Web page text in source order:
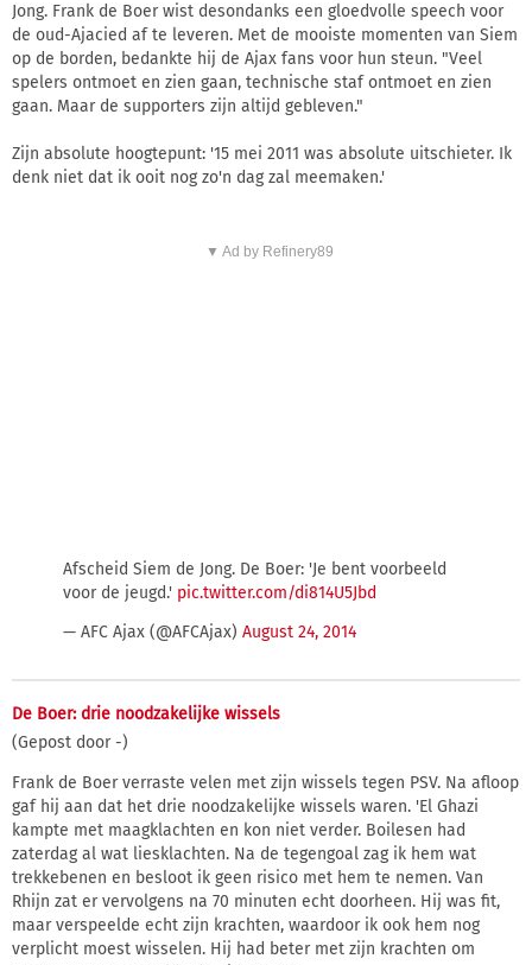
Jong. Frank de Boer wist desondanks een gloedvolle speech voor
de oud-Ajacied af te leveren. Met de mooiste momenten van Siem
op de borden, bedankte hij de Ajax fans voor hun steun. "Veel
spelers ontmoet en zien gaan, technische staf ontmoet en zien
gaan. Maar de supporters zijn altijd gebleven."
Zijn absolute hoogtepunt: '15 mei 2011 was absolute uitschieter. Ik
denk niet dat ik ooit nog zo'n dag zal meemaken.'
▼ Ad by Refinery89
Afscheid Siem de Jong. De Boer: 'Je bent voorbeeld
voor de jeugd.' pic.twitter.com/di814U5Jbd
— AFC Ajax (@AFCAjax) August 24, 2014
De Boer: drie noodzakelijke wissels
(Gepost door -)
Frank de Boer verraste velen met zijn wissels tegen PSV. Na afloop
gaf hij aan dat het drie noodzakelijke wissels waren. 'El Ghazi
kampte met maagklachten en kon niet verder. Boilesen had
zaterdag al wat liesklachten. Na de tegengoal zag ik hem wat
trekkebenen en besloot ik geen risico met hem te nemen. Van
Rhijn zat er vervolgens na 70 minuten echt doorheen. Hij was fit,
maar verspeelde echt zijn krachten, waardoor ik ook hem nog
verplicht moest wisselen. Hij had beter met zijn krachten om